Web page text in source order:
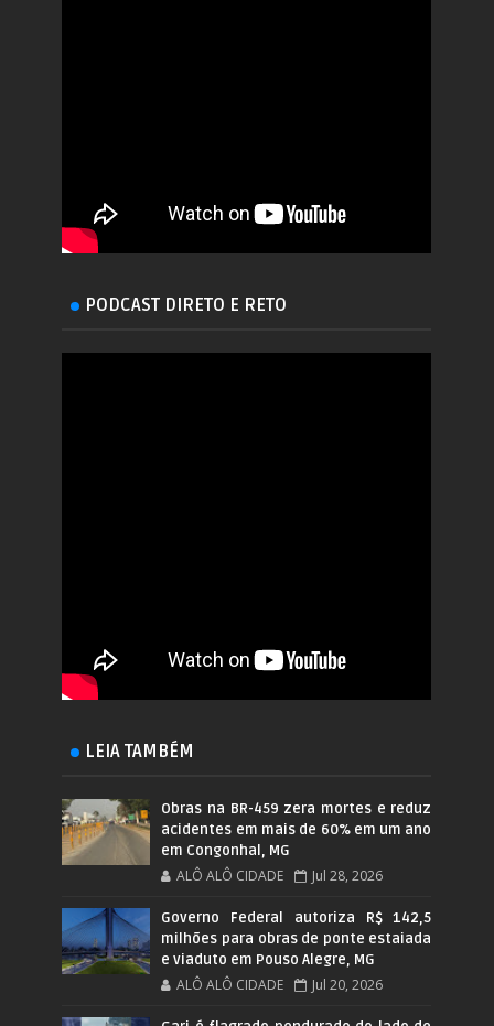
PODCAST DIRETO E RETO
LEIA TAMBÉM
Obras na BR-459 zera mortes e reduz
acidentes em mais de 60% em um ano
em Congonhal, MG
ALÔ ALÔ CIDADE Jul 28, 2026
Governo Federal autoriza R$ 142,5
milhões para obras de ponte estaiada
e viaduto em Pouso Alegre, MG
ALÔ ALÔ CIDADE Jul 20, 2026